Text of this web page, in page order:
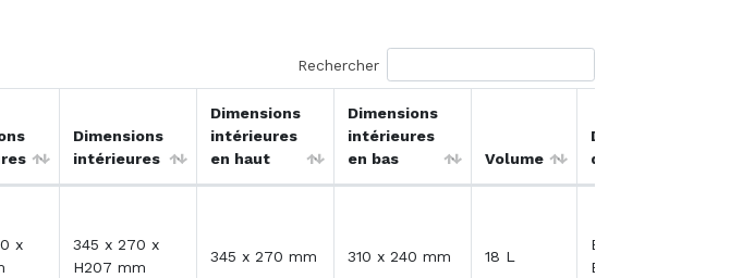
Rechercher
Dimensions
intérieures
Dimensions
intérieures
en haut
Dimensions
intérieures
en bas
Volume
Délai indicatif
d’expédition
x
345 x 270 x
H207 mm
345 x 270 mm 310 x 240 mm 18 L
En Stock -
Expédition 48H/72H